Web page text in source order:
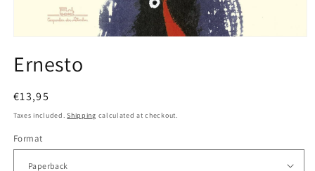
1
in
Ernesto
Regular
price
€13,95
Taxes included.Shipping calculated at checkout.
Format